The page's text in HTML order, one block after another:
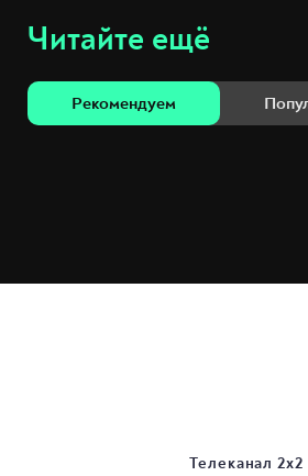
Читайте ещё
Рекомендуем
Телеканал 2х2